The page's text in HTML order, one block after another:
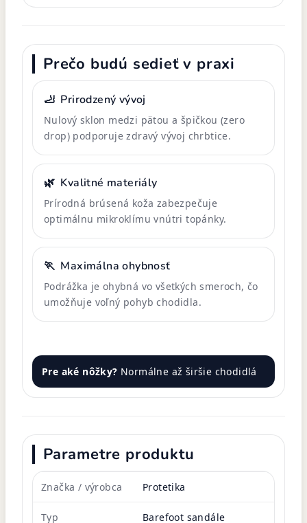
Prečo budú sedieť v praxi
🦶 Prirodzený vývoj
Nulový sklon medzi pätou a špičkou (zero
drop) podporuje zdravý vývoj chrbtice.
🌿 Kvalitné materiály
Prírodná brúsená koža zabezpečuje
optimálnu mikroklímu vnútri topánky.
🏃 Maximálna ohybnosť
Podrážka je ohybná vo všetkých smeroch, čo
umožňuje voľný pohyb chodidla.
Pre aké nôžky? Normálne až širšie chodidlá
Parametre produktu
Značka / výrobca Protetika
Typ Barefoot sandále